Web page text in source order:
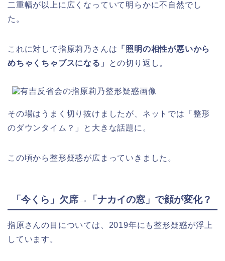
二重幅が以上に広くなっていて明らかに不自然でし
た。
これに対して指原莉乃さんは 「照明の相性が悪いから
めちゃくちゃブスになる」
との切り返し。
その場はうまく切り抜けましたが、ネットでは「整形
のダウンタイム？」と大きな話題に。
この頃から整形疑惑が広まっていきました。
「今くら」欠席→「ナカイの窓」で顔が変化？
指原さんの目については、2019年にも整形疑惑が浮上
しています。